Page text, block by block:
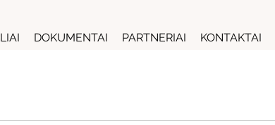
DOKUMENTAI PARTNERIAI KONTAKTAI